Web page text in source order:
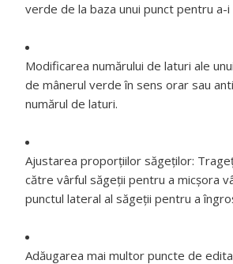
verde de la baza unui punct pentru a-i
Modificarea numărului de laturi ale
de mânerul verde în sens orar sau
numărul de laturi.
Ajustarea proporțiilor săgeților:
către vârful săgeții pentru a micșora
punctul lateral al săgeții pentru a
Adăugarea mai multor puncte de